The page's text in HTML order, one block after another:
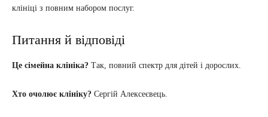
клініці з повним набором послуг.
Питання й відповіді
Це сімейна клініка? Так, повний спектр для дітей і дорослих.
Хто очолює клініку? Сергій Алексеєвець.